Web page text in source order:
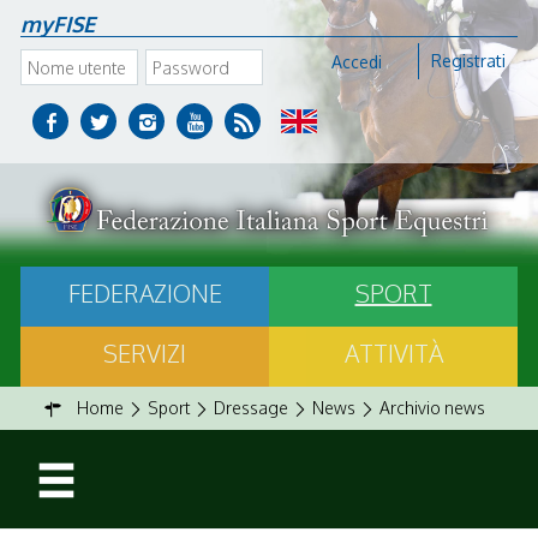
myFISE
Accedi Registrati
FEDERAZIONE
SPORT
SERVIZI
ATTIVITÀ
Home Sport Dressage News Archivio news